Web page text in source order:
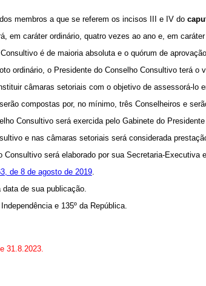
membros a que se referem os incisos III e IV do
em caráter ordinário, quatro vezes ao ano e, em
é de maioria absoluta e o quórum de
ordinário, o Presidente do Conselho Consultivo terá o
câmaras setoriais com o objetivo de assessorá-lo
compostas por, no mínimo, três Conselheiros e
Consultivo será exercida pelo Gabinete do
e nas câmaras setoriais será considerada
será elaborado por sua Secretaria-Executiva
de 8 de agosto de 2019.
de sua publicação.
e 135º da República.
31.8.2023.